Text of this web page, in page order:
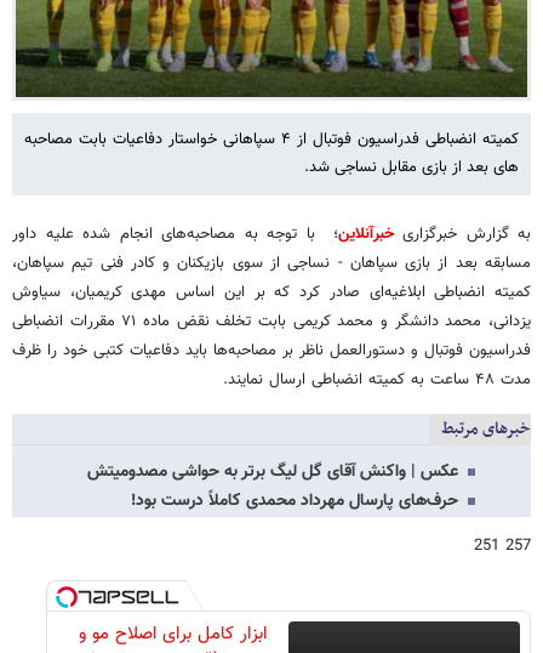
کمیته انضباطی فدراسیون فوتبال از ۴ سپاهانی خواستار دفاعیات بابت مصاحبه
های بعد از بازی مقابل نساجی شد.
به گزارش خبرگزاریخبرآنلاین؛ با توجه به مصاحبه‌های انجام شده علیه داور
مسابقه بعد از بازی سپاهان - نساجی از سوی بازیکنان و کادر فنی تیم سپاهان،
کمیته انضباطی ابلاغیه‌ای صادر کرد که بر این اساس مهدی کریمیان، سیاوش
یزدانی، محمد دانشگر و محمد کریمی بابت تخلف نقض ماده ۷۱ مقررات انضباطی
فدراسیون فوتبال و دستورالعمل ناظر بر مصاحبه‌ها باید دفاعیات کتبی خود را ظرف
مدت ۴۸ ساعت به کمیته انضباطی ارسال نمایند.
خبرهای مرتبط
عکس | واکنش آقای گل لیگ برتر به حواشی مصدومیتش
حرف‌های پارسال مهرداد محمدی کاملاً درست بود!
257 251
ابزار کامل برای اصلاح مو و